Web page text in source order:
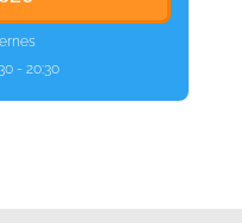
- 20:30